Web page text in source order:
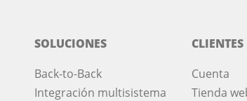
SOLUCIONES
Back-to-Back
Integración multisistema
CLIENTES
Cuenta
Tienda